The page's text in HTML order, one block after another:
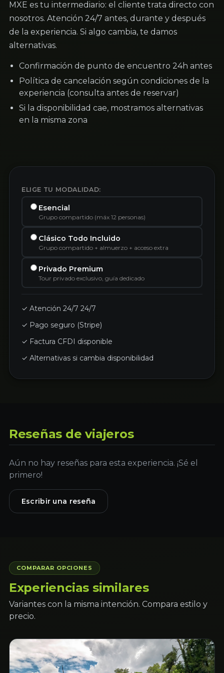
MXE es tu intermediario: el cliente trata directo con
nosotros. Atención 24/7 antes, durante y después
de la experiencia. Si algo cambia, te damos
alternativas.
Confirmación de punto de encuentro 24h antes
Política de cancelación según condiciones de la
experiencia (consulta antes de reservar)
Si la disponibilidad cae, mostramos alternativas
en la misma zona
ELIGE TU MODALIDAD:
Esencial
Grupo compartido (máx 12 personas)
Clásico Todo Incluido
Grupo compartido + almuerzo + acceso extra
Privado Premium
Tour privado exclusivo, guía dedicado
✓ Atención 24/7 24/7
✓ Pago seguro (Stripe)
✓ Factura CFDI disponible
✓ Alternativas si cambia disponibilidad
Reseñas de viajeros
Aún no hay reseñas para esta experiencia. ¡Sé el
primero!
Escribir una reseña
COMPARAR OPCIONES
Experiencias similares
Variantes con la misma intención. Compara estilo y
precio.